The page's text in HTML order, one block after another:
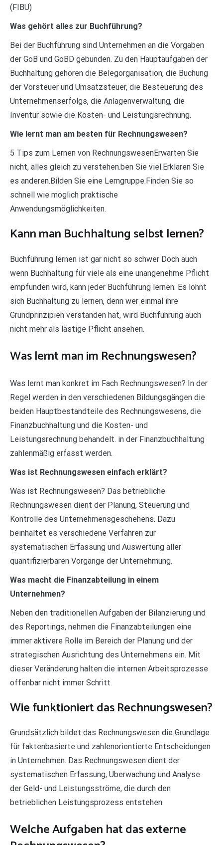
(FIBU)
Was gehört alles zur Buchführung?
Bei der Buchführung sind Unternehmen an die Vorgaben
der GoB und GoBD gebunden. Zu den Hauptaufgaben der
Buchhaltung gehören die Belegorganisation, die Buchung
der Vorsteuer und Umsatzsteuer, die Besteuerung des
Unternehmenserfolgs, die Anlagenverwaltung, die
Inventur sowie die Kosten- und Leistungsrechnung.
Wie lernt man am besten für Rechnungswesen?
5 Tips zum Lernen von RechnungswesenErwarten Sie
nicht, alles gleich zu verstehen.ben Sie viel.Erklären Sie
es anderen.Bilden Sie eine Lerngruppe.Finden Sie so
schnell wie möglich praktische
Anwendungsmöglichkeiten.
Kann man Buchhaltung selbst lernen?
Buchführung lernen ist gar nicht so schwer Doch auch
wenn Buchhaltung für viele als eine unangenehme Pflicht
empfunden wird, kann jeder Buchführung lernen. Es lohnt
sich Buchhaltung zu lernen, denn wer einmal ihre
Grundprinzipien verstanden hat, wird Buchführung auch
nicht mehr als lästige Pflicht ansehen.
Was lernt man im Rechnungswesen?
Was lernt man konkret im Fach Rechnungswesen? In der
Regel werden in den verschiedenen Bildungsgängen die
beiden Hauptbestandteile des Rechnungswesens, die
Finanzbuchhaltung und die Kosten- und
Leistungsrechnung behandelt. in der Finanzbuchhaltung
zahlenmäßig erfasst werden.
Was ist Rechnungswesen einfach erklärt?
Was ist Rechnungswesen? Das betriebliche
Rechnungswesen dient der Planung, Steuerung und
Kontrolle des Unternehmensgeschehens. Dazu
beinhaltet es verschiedene Verfahren zur
systematischen Erfassung und Auswertung aller
quantifizierbaren Vorgänge der Unternehmung.
Was macht die Finanzabteilung in einem
Unternehmen?
Neben den traditionellen Aufgaben der Bilanzierung und
des Reportings, nehmen die Finanzabteilungen eine
immer aktivere Rolle im Bereich der Planung und der
strategischen Ausrichtung des Unternehmens ein. Mit
dieser Veränderung halten die internen Arbeitsprozesse
offenbar nicht immer Schritt.
Wie funktioniert das Rechnungswesen?
Grundsätzlich bildet das Rechnungswesen die Grundlage
für faktenbasierte und zahlenorientierte Entscheidungen
in Unternehmen. Das Rechnungswesen dient der
systematischen Erfassung, Überwachung und Analyse
der Geld- und Leistungsströme, die durch den
betrieblichen Leistungsprozess entstehen.
Welche Aufgaben hat das externe